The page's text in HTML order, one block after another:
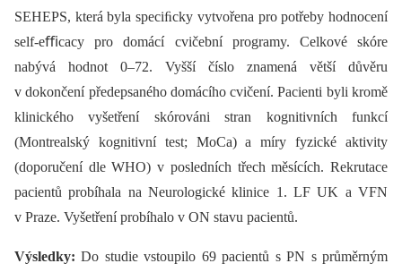
SEHEPS, která byla speciﬁcky vytvořena pro potřeby hodnocení
self-eﬃcacy pro domácí cvičební programy. Celkové skóre
nabývá hodnot 0–72. Vyšší číslo znamená větší důvěru
v dokončení předepsaného domácího cvičení. Pacienti byli kromě
klinického vyšetření skórováni stran kognitivních funkcí
(Montrealský kognitivní test; MoCa) a míry fyzické aktivity
(doporučení dle WHO) v posledních třech měsících. Rekrutace
pacientů probíhala na Neurologické klinice 1. LF UK a VFN
v Praze. Vyšetření probíhalo v ON stavu pacientů.
Výsledky:Do studie vstoupilo 69 pacientů s PN s průměrným